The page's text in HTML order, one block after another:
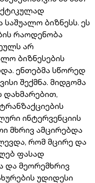
ბიზნესს. ეს
რაოდენობა
არ
ბიზნესების
ენთებმა სწორედ
შექმნა. მიდგომა
დახმარებით,
ინტერვენციის
მხრივ ამცირებდა
რომ მცირე და
ფასად
და მეორემხრივ
უდიდესი